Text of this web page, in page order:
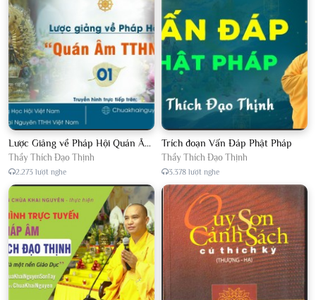
Lược Giảng về Pháp Hội Quán Âm TTHN lần 2
Thầy Thích Đạo Thịnh
2.273 lượt nghe
Trích đoạn Vấn Đáp Phật Pháp
Thầy Thích Đạo Thịnh
3.378 lượt nghe